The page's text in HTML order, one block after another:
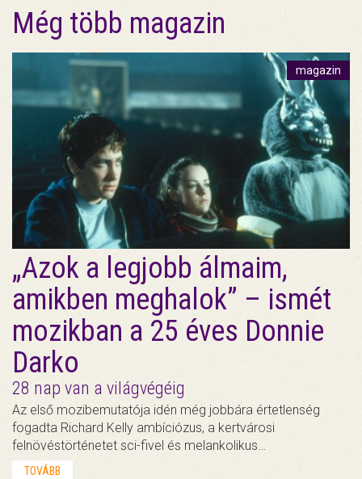
Még több magazin
magazin
„Azok a legjobb álmaim,
amikben meghalok” – ismét
mozikban a 25 éves Donnie
Darko
28 nap van a világvégéig
Az első mozibemutatója idén még jobbára értetlenség
fogadta Richard Kelly ambíciózus, a kertvárosi
felnövéstörténetet sci-fivel és melankolikus…
TOVÁBB